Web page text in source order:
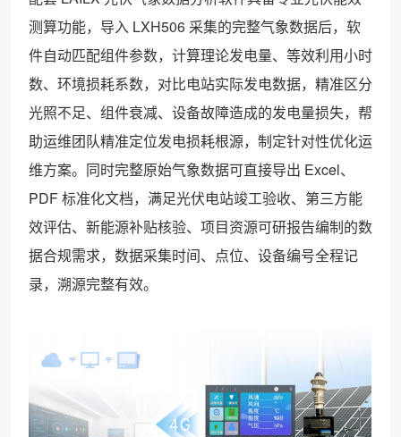
测算功能，导入 LXH506 采集的完整气象数据后，软
件自动匹配组件参数，计算理论发电量、等效利用小时
数、环境损耗系数，对比电站实际发电数据，精准区分
光照不足、组件衰减、设备故障造成的发电量损失，帮
助运维团队精准定位发电损耗根源，制定针对性优化运
维方案。同时完整原始气象数据可直接导出 Excel、
PDF 标准化文档，满足光伏电站竣工验收、第三方能
效评估、新能源补贴核验、项目资源可研报告编制的数
据合规需求，数据采集时间、点位、设备编号全程记
录，溯源完整有效。